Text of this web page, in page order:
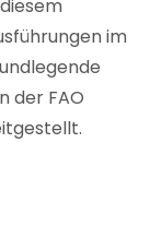
im
der FAO